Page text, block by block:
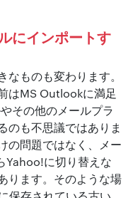
にインポートす
ものも変わります。
はMS Outlookに満足
その他のメールプラ
のも不思議ではありま
の問題ではなく、メー
Yahoo!に切り替えな
ります。そのような場